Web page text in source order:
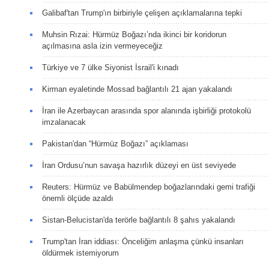
Galibaf'tan Trump'ın birbiriyle çelişen açıklamalarına tepki
Muhsin Rızai: Hürmüz Boğazı’nda ikinci bir koridorun
açılmasına asla izin vermeyeceğiz
Türkiye ve 7 ülke Siyonist İsrail'i kınadı
Kirman eyaletinde Mossad bağlantılı 21 ajan yakalandı
İran ile Azerbaycan arasında spor alanında işbirliği protokolü
imzalanacak
Pakistan'dan “Hürmüz Boğazı” açıklaması
İran Ordusu’nun savaşa hazırlık düzeyi en üst seviyede
Reuters: Hürmüz ve Babülmendep boğazlarındaki gemi trafiği
önemli ölçüde azaldı
Sistan-Belucistan'da terörle bağlantılı 8 şahıs yakalandı
Trump'tan İran iddiası: Önceliğim anlaşma çünkü insanları
öldürmek istemiyorum